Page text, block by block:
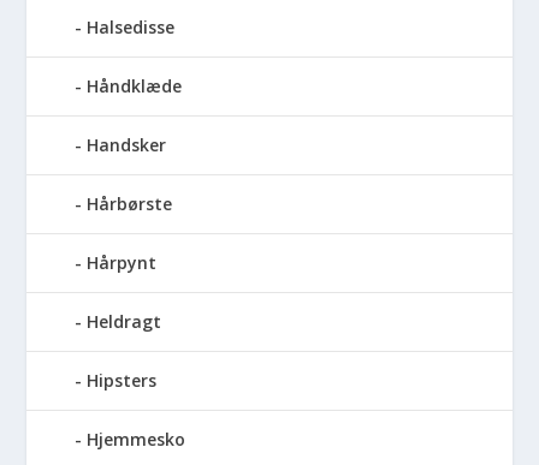
Halsedisse
Håndklæde
Handsker
Hårbørste
Hårpynt
Heldragt
Hipsters
Hjemmesko